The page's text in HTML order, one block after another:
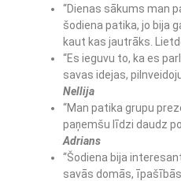
“Dienas sākums man
šodiena patika, jo bija
kaut kas jautrāks.
“Es ieguvu to, ka es
savas idejas,
Nellija
“Man patika grupu
paņemšu līdzi daudz
Adrians
“Šodiena bija
savās domās,